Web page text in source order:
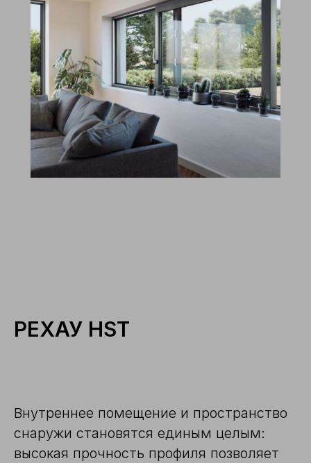
РЕХАУ HST
Внутреннее помещение и пространство
снаружи становятся единым целым:
высокая прочность профиля позволяет